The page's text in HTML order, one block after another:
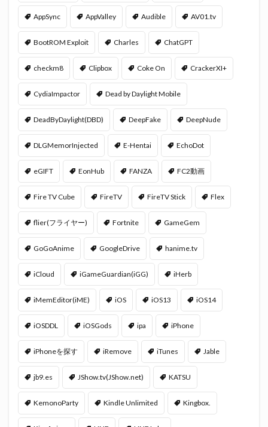
AppSync AppValley Audible AV01.tv
BootROM Exploit Charles ChatGPT
checkm8 Clipbox Coke On CrackerXI+
CydiaImpactor Dead by Daylight Mobile
DeadByDaylight(DBD) DeepFake DeepNude
DLGMemorInjected E-Hentai EchoDot
eGIFT EonHub FANZA FC2動画
Fire TV Cube FireTV FireTV Stick Flex
flier(フライヤー) Fortnite GameGem
GoGoAnime GoogleDrive hanime.tv
iCloud iGameGuardian(iGG) iHerb
iMemEditor(iME) iOS iOS13 iOS14
iOSDDL iOSGods ipa iPhone
iPhoneを探す iRemove iTunes Jable
jb9.es JShow.tv(JShow.net) KATSU
KemonoParty Kindle Unlimited Kingbox.